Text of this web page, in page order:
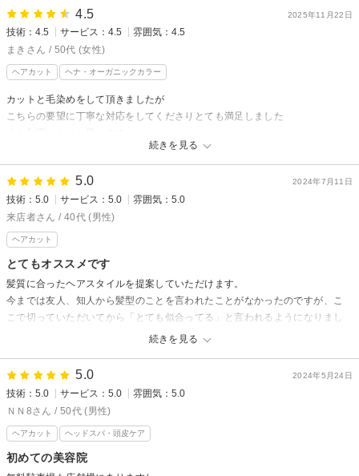
自分自身もお店も大事にしていないのが伝わりました。
2025年11月22日
4.5
技術：4.5 サービス：4.5
雰囲気：4.5
まきさん / 50代 (女性)
ヘアカット ヘナ・オーガニックカラー
続きを見る
カットと毛染めをして頂きましたが
こちらの要望に丁寧な対応をしてくださりとても満足しました
2024年7月11日
5.0
技術：5.0 サービス：5.0
雰囲気：5.0
来店者さん / 40代 (男性)
ヘアカット
とてもオススメです
続きを見る
髪質に合ったヘアスタイルを提案していただけます。
今までは友人、知人から髪型のことを言われたことがなかったのですが、こ
こで切っていただいてから「とても似合ってる」と言われるようになりまし
2024年5月24日
5.0
技術：5.0 サービス：5.0
雰囲気：5.0
ＮＮ8さん / 50代 (男性)
ヘアカット ヘッドスパ・頭皮ケア
初めての美容院